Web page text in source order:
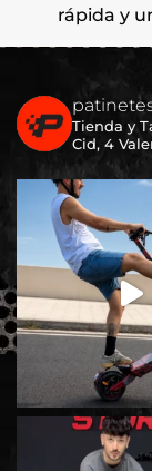
rápida y
Tienda y
Cid, 4